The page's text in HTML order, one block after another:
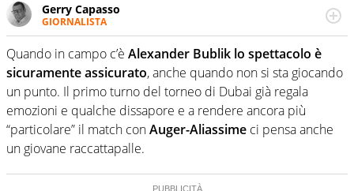
Gerry Capasso
GIORNALISTA
Per lui gli sport americani non hanno segreti: basket,
football, baseball e la capacità innata di trovare la notizia
dove altri non vedono granché
Quando in campo c’è Alexander Bublik lo spettacolo è
sicuramente assicurato, anche quando non si sta giocando
un punto. Il primo turno del torneo di Dubai già regala
emozioni e qualche dissapore e a rendere ancora più
“particolare” il match conAuger-Aliassime ci pensa anche
un giovane raccattapalle.